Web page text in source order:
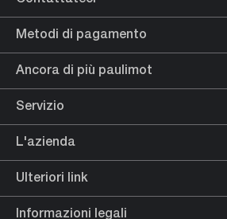
Metodi di pagamento
Ancora di più paulimot
Servizio
L'azienda
Ulteriori link
Informazioni legali